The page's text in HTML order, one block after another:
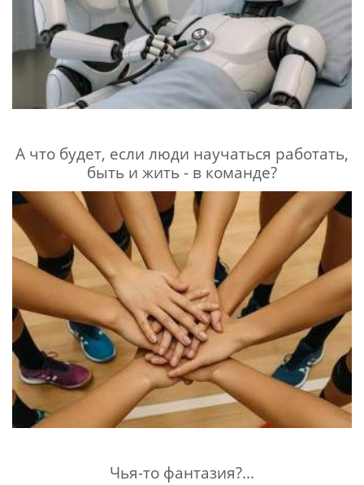
А что будет, если люди научаться работать,
быть и жить - в команде?
Чья-то фантазия?...